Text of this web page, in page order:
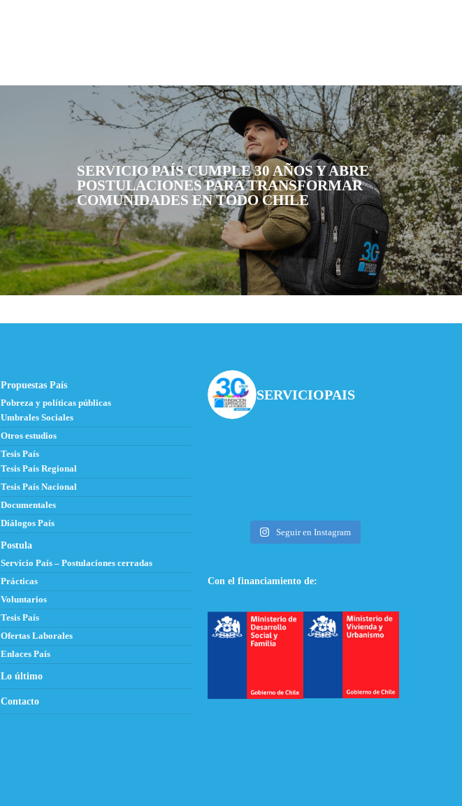
SERVICIO PAÍS CUMPLE 30 AÑOS Y ABRE
POSTULACIONES PARA TRANSFORMAR
COMUNIDADES EN TODO CHILE
Propuestas País
Pobreza y políticas públicas
Umbrales Sociales
Otros estudios
Tesis País
Tesis País Regional
Tesis País Nacional
Documentales
Diálogos País
Postula
Servicio País – Postulaciones cerradas
Prácticas
Voluntarios
Tesis País
Ofertas Laborales
Enlaces País
Lo último
Contacto
SERVICIOPAIS
Seguir en Instagram
Con el financiamiento de: